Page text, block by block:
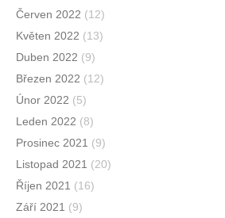
Červen 2022 (12)
Květen 2022 (13)
Duben 2022 (9)
Březen 2022 (12)
Únor 2022 (5)
Leden 2022 (8)
Prosinec 2021 (9)
Listopad 2021 (20)
Říjen 2021 (16)
Září 2021 (9)